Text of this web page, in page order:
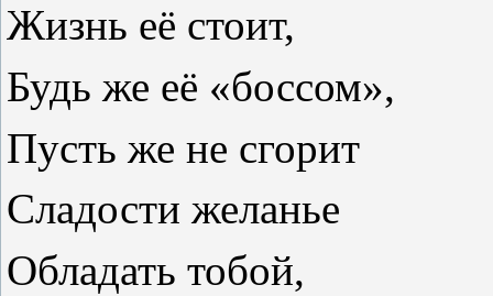
Жизнь её стоит,
Будь же её «боссом»,
Пусть же не сгорит
Сладости желанье
Обладать тобой,